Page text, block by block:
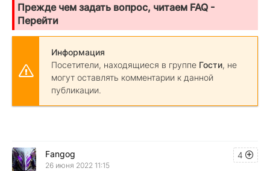
Прежде чем задать вопрос, читаем FAQ -
Перейти
Информация
Посетители, находящиеся в группе Гости, не
могут оставлять комментарии к данной
публикации.
4
Fangog
26 июня 2022 11:15